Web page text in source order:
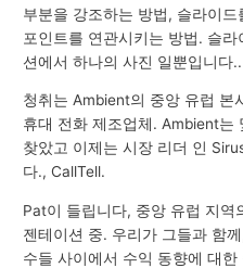
부분을 강조하는 방법, 슬라이
포인트를 연관시키는 방법. 슬
션에서 하나의 사진 일뿐입니다..
청취는 Ambient의 중앙 유럽 본
휴대 전화 제조업체. Ambient는
찾았고 이제는 시장 리더 인
다., CallTell.
Pat이 들립니다, 중앙 유럽 지역
젠테이션 중. 우리가 그들과 함
수들 사이에서 수익 동향에 대